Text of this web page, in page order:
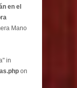
en el
Mano
in
on